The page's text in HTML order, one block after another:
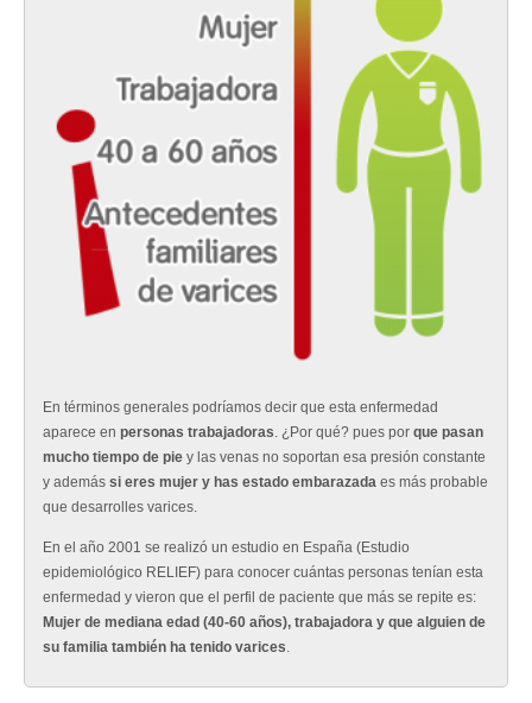
En términos generales podríamos decir que esta enfermedad
aparece en personas trabajadoras. ¿Por qué? pues por que pasan
mucho tiempo de pie y las venas no soportan esa presión constante
y además si eres mujer y has estado embarazada es más probable
que desarrolles varices.
En el año 2001 se realizó un estudio en España (Estudio
epidemiológico RELIEF) para conocer cuántas personas tenían esta
enfermedad y vieron que el perfil de paciente que más se repite es:
Mujer de mediana edad (40-60 años), trabajadora y que alguien de
su familia también ha tenido varices.